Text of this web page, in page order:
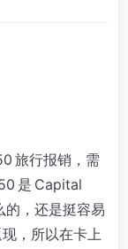
旅行报销，需
是 Capital
的，还是挺容易
，所以在卡上